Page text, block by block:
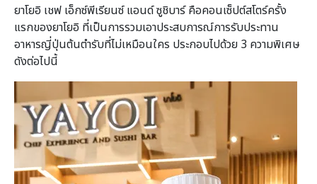
ยาโยอิ เชฟ เอ็กซ์พีเรียนซ์ แอนด์ ซูชิบาร์ คือคอนเซ็ปต์สโตร์ครั้ง
แรกของยาโยอิ ที่เป็นการรวมเอาประสบการณ์การรับประทาน
อาหารญี่ปุ่นต้นตำรับที่ไม่เหมือนใคร ประกอบไปด้วย 3 ความพิเศษ
ดังต่อไปนี้